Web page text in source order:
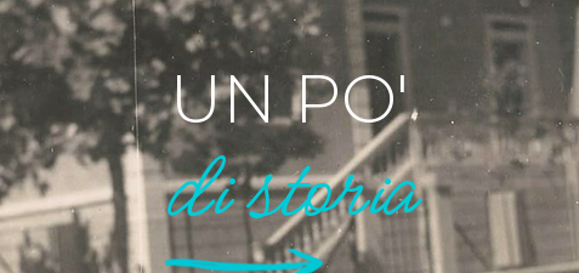
UN PO'
di storia